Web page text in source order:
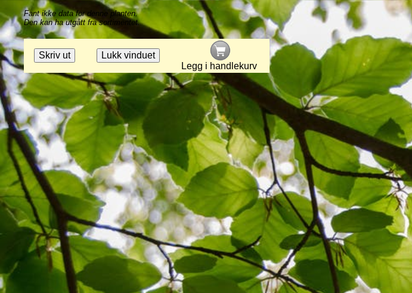
Fant ikke data for denne planten.
Den kan ha utgått fra sortimentet.
Legg i handlekurv